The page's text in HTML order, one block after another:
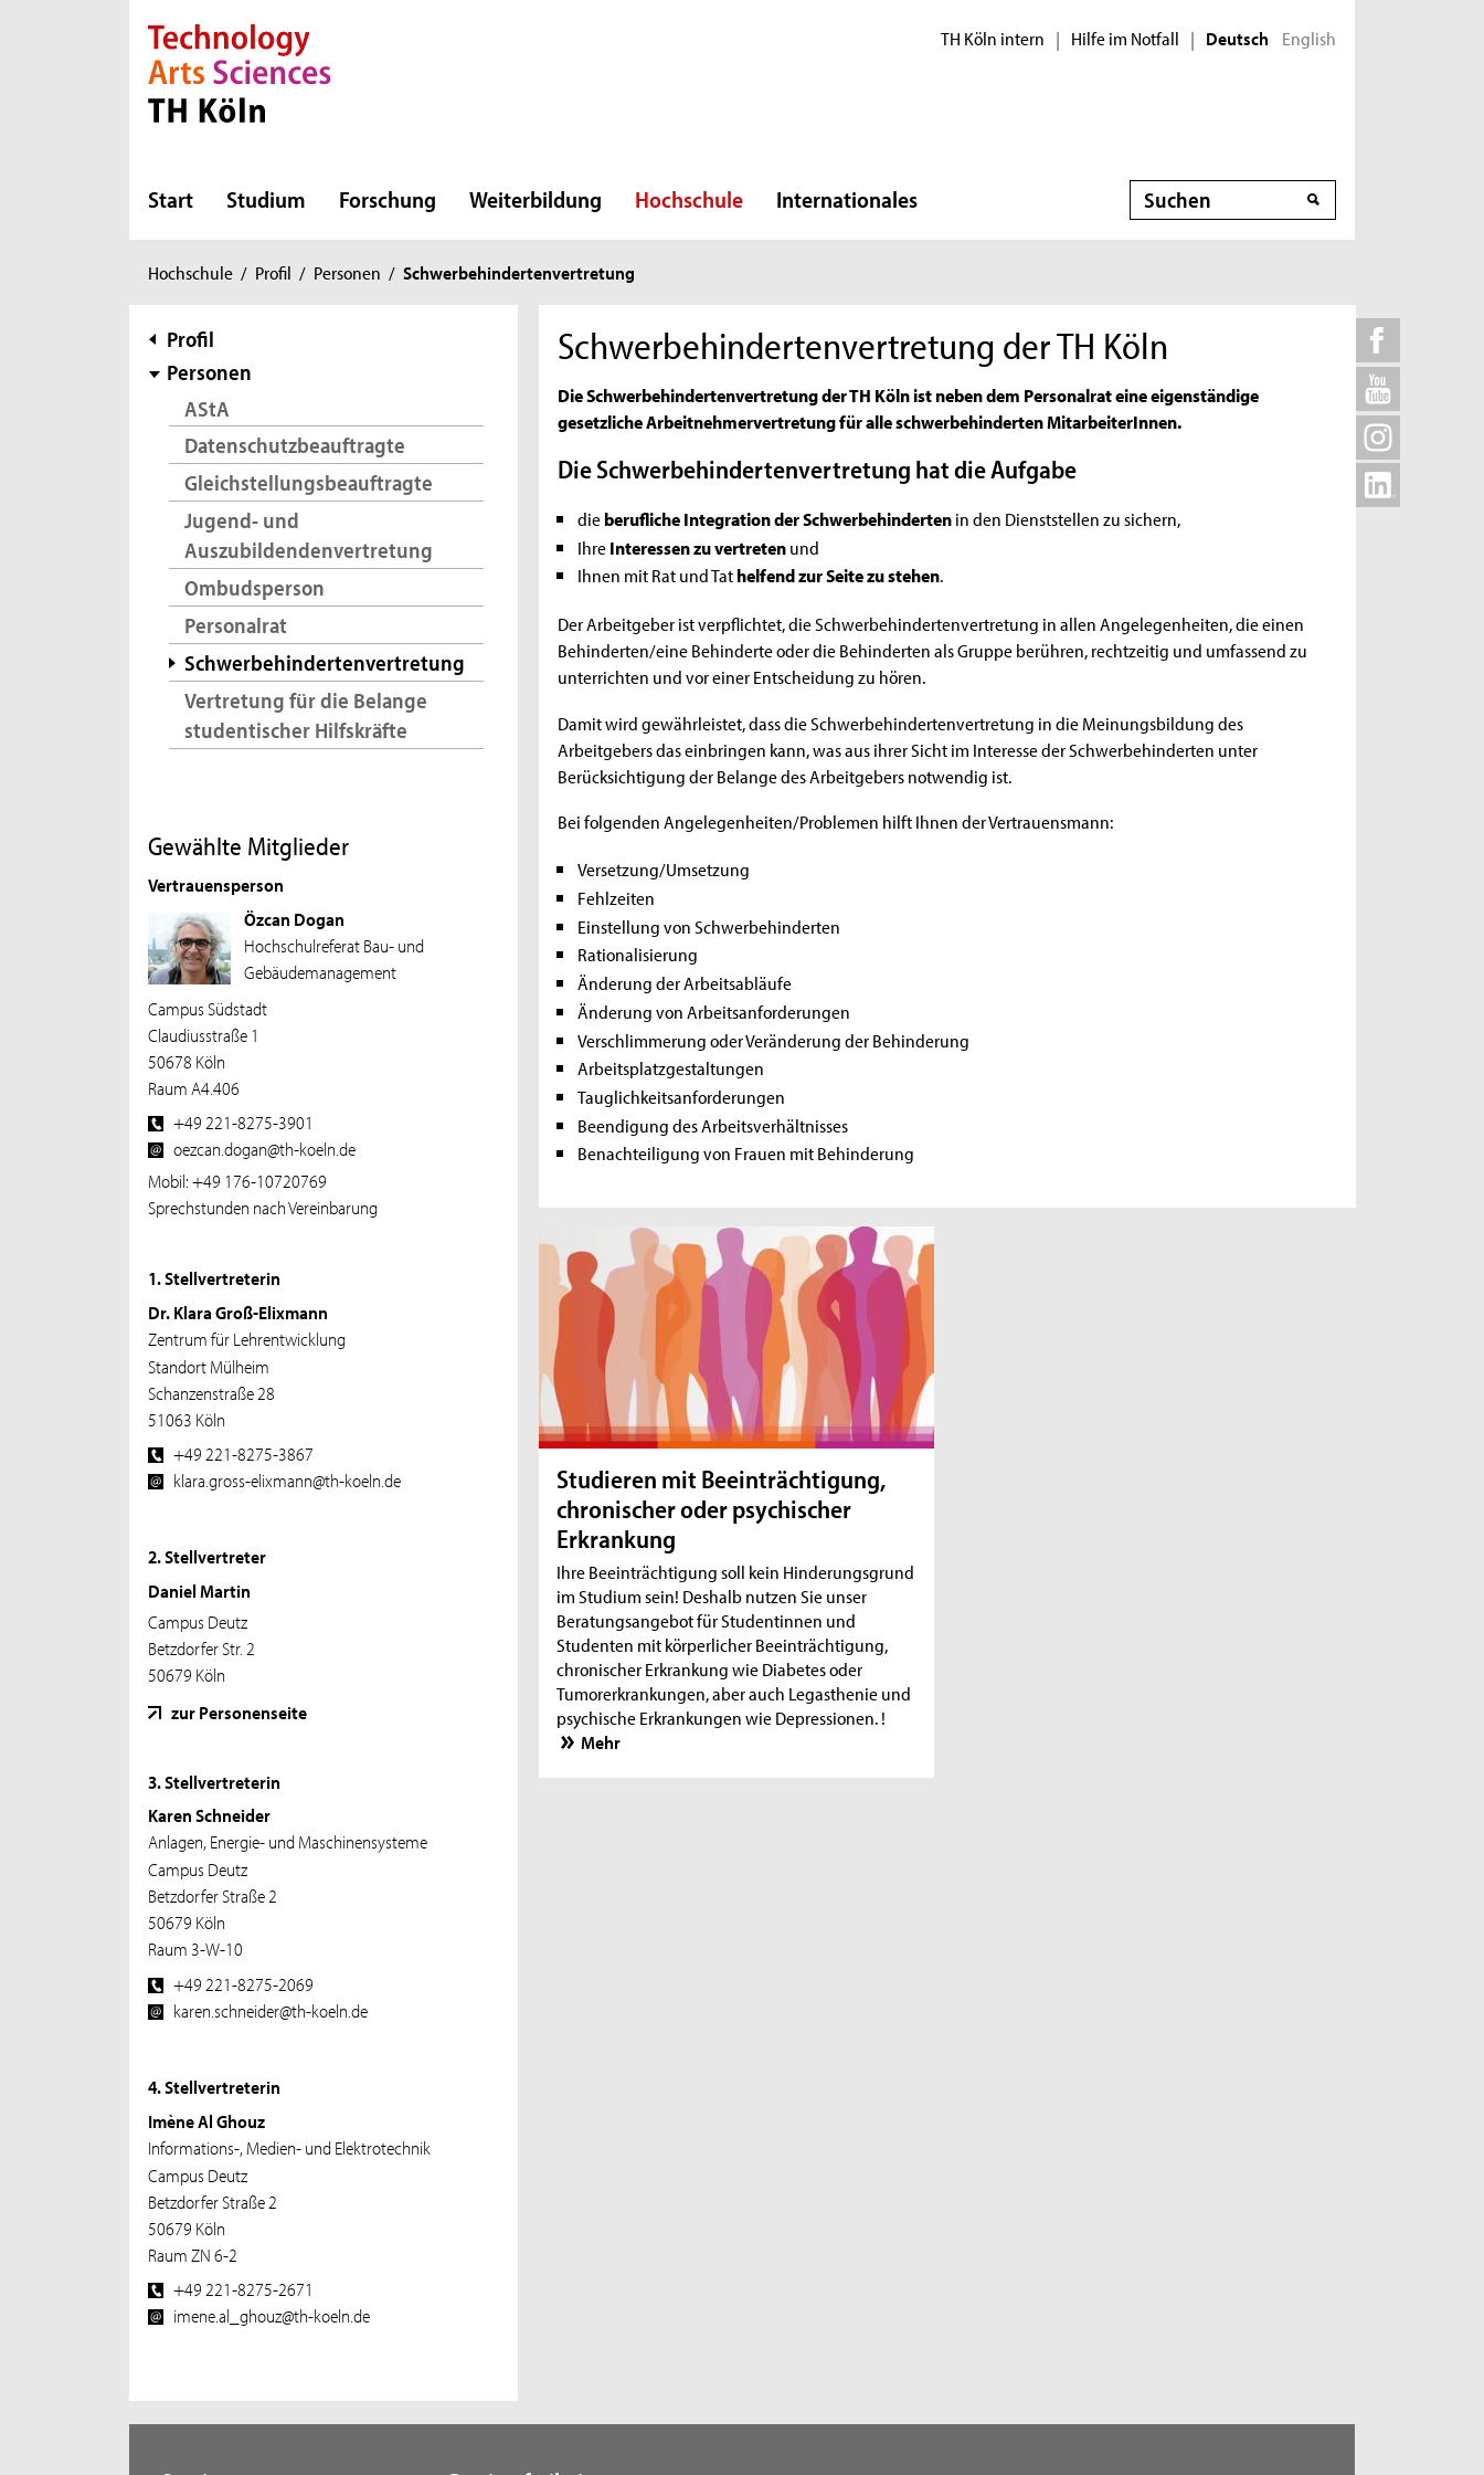
Direkt zur Hauptnavigation
Direkt zur Subnavigation
Direkt zum Inhalt
Direkt zum Fußbereich TH Köln intern | Hilfe im Notfall | Deutsch English
Start Studium Forschung Weiterbildung Hochschule Internationales Suche
Sie
hier:
Hochschule / Profil / Personen / Schwerbehindertenvertretung
Subnavigation
Profil
Personen
AStA
Datenschutzbeauftragte
Gleichstellungsbeauftragte
Jugend- und
Auszubildendenvertretung
Ombudsperson
Personalrat
Schwerbehindertenvertretung
Vertretung für die Belange
studentischer Hilfskräfte
Gewählte Mitglieder
Vertrauensperson
Özcan Dogan
Hochschulreferat Bau- und
Gebäudemanagement
Campus Südstadt
Claudiusstraße 1
50678 Köln
Raum A4.406
+49 221-8275-3901
oezcan.dogan@th-koeln.de
Mobil: +49 176-10720769
Sprechstunden nach Vereinbarung
1. Stellvertreterin
Dr. Klara Groß-Elixmann
Zentrum für Lehrentwicklung
Standort Mülheim
Schanzenstraße 28
51063 Köln
+49 221-8275-3867
klara.gross-elixmann@th-koeln.de
2. Stellvertreter
Daniel Martin
Campus Deutz
Betzdorfer Str. 2
50679 Köln
zur Personenseite
3. Stellvertreterin
Karen Schneider
Anlagen, Energie- und Maschinensysteme
Campus Deutz
Betzdorfer Straße 2
50679 Köln
Raum 3-W-10
+49 221-8275-2069
karen.schneider@th-koeln.de
4. Stellvertreterin
Imène Al Ghouz
Informations-, Medien- und Elektrotechnik
Campus Deutz
Betzdorfer Straße 2
50679 Köln
Raum ZN 6-2
+49 221-8275-2671
imene.al_ghouz@th-koeln.de
Schwerbehindertenvertretung der TH Köln
Die Schwerbehindertenvertretung der TH Köln ist neben dem Personalrat eine eigenständige
gesetzliche Arbeitnehmervertretung für alle schwerbehinderten MitarbeiterInnen.
Die Schwerbehindertenvertretung hat die Aufgabe
dieberufliche Integration der Schwerbehindertenin den Dienststellen zu sichern,
IhreInteressen zu vertretenund
Ihnen mit Rat und Tathelfend zur Seite zu stehen.
Der Arbeitgeber ist verpflichtet, die Schwerbehindertenvertretung in allen Angelegenheiten, die einen
Behinderten/eine Behinderte oder die Behinderten als Gruppe berühren, rechtzeitig und umfassend zu
unterrichten und vor einer Entscheidung zu hören.
Damit wird gewährleistet, dass die Schwerbehindertenvertretung in die Meinungsbildung des
Arbeitgebers das einbringen kann, was aus ihrer Sicht im Interesse der Schwerbehinderten unter
Berücksichtigung der Belange des Arbeitgebers notwendig ist.
Bei folgenden Angelegenheiten/Problemen hilft Ihnen der Vertrauensmann:
Versetzung/Umsetzung
Fehlzeiten
Einstellung von Schwerbehinderten
Rationalisierung
Änderung der Arbeitsabläufe
Änderung von Arbeitsanforderungen
Verschlimmerung oder Veränderung der Behinderung
Arbeitsplatzgestaltungen
Tauglichkeitsanforderungen
Beendigung des Arbeitsverhältnisses
Benachteiligung von Frauen mit Behinderung
Studieren mit Beeinträchtigung,
chronischer oder psychischer
Erkrankung
Ihre Beeinträchtigung soll kein Hinderungsgrund
im Studium sein! Deshalb nutzen Sie unser
Beratungsangebot für Studentinnen und
Studenten mit körperlicher Beeinträchtigung,
chronischer Erkrankung wie Diabetes oder
Tumorerkrankungen, aber auch Legasthenie und
psychische Erkrankungen wie Depressionen. !
Mehr